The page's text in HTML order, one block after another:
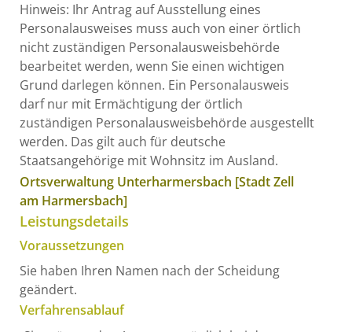
Hinweis: Ihr Antrag auf Ausstellung eines
Personalausweises muss auch von einer örtlich
nicht zuständigen Personalausweisbehörde
bearbeitet werden, wenn Sie einen wichtigen
Grund darlegen können. Ein Personalausweis
darf nur mit Ermächtigung der örtlich
zuständigen Personalausweisbehörde ausgestellt
werden. Das gilt auch für deutsche
Staatsangehörige mit Wohnsitz im Ausland.
Ortsverwaltung Unterharmersbach [Stadt Zell
am Harmersbach]
Leistungsdetails
Voraussetzungen
Sie haben Ihren Namen nach der Scheidung
geändert.
Verfahrensablauf